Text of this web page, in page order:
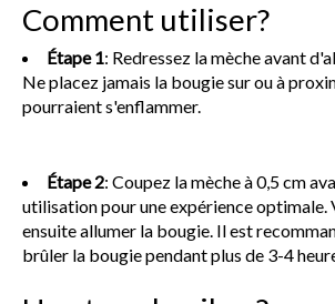
Comment utiliser?
Étape 1: Redressez la mèche avant
Ne placez jamais la bougie sur ou à
pourraient s'enflammer.
Étape 2: Coupez la mèche à 0,5 cm
utilisation pour une expérience optimale.
ensuite allumer la bougie. Il est
brûler la bougie pendant plus de 3-4